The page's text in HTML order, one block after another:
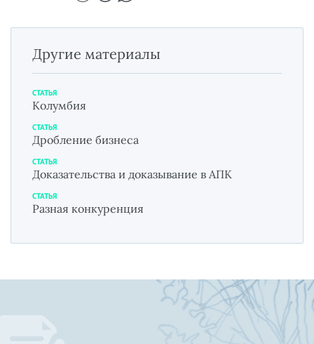
Другие материалы
СТАТЬЯ
Колумбия
СТАТЬЯ
Дробление бизнеса
СТАТЬЯ
Доказательства и доказывание в АПК
СТАТЬЯ
Разная конкуренция